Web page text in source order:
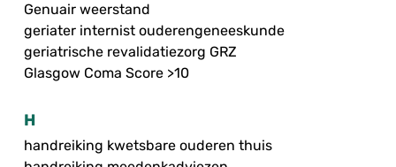
Genuair weerstand
geriater internist ouderengeneeskunde
geriatrische revalidatiezorg GRZ
Glasgow Coma Score >10
H
handreiking kwetsbare ouderen thuis